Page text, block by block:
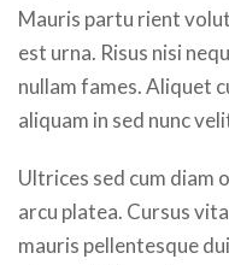
Mauris partu rient
est urna. Risus nisi
nullam fames. Aliquet
aliquam in sed nunc
Ultrices sed cum diam
arcu platea. Cursus
mauris pellentesque